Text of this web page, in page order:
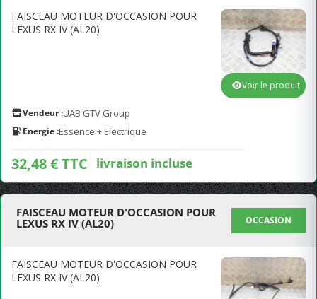
FAISCEAU MOTEUR D'OCCASION POUR
LEXUS RX IV (AL20)
Vendeur :UAB GTV Group
Energie :Essence + Electrique
32,48 € TTC livraison incluse
Voir le produit
FAISCEAU MOTEUR D'OCCASION POUR
LEXUS RX IV (AL20)
OCCASION
FAISCEAU MOTEUR D'OCCASION POUR
LEXUS RX IV (AL20)